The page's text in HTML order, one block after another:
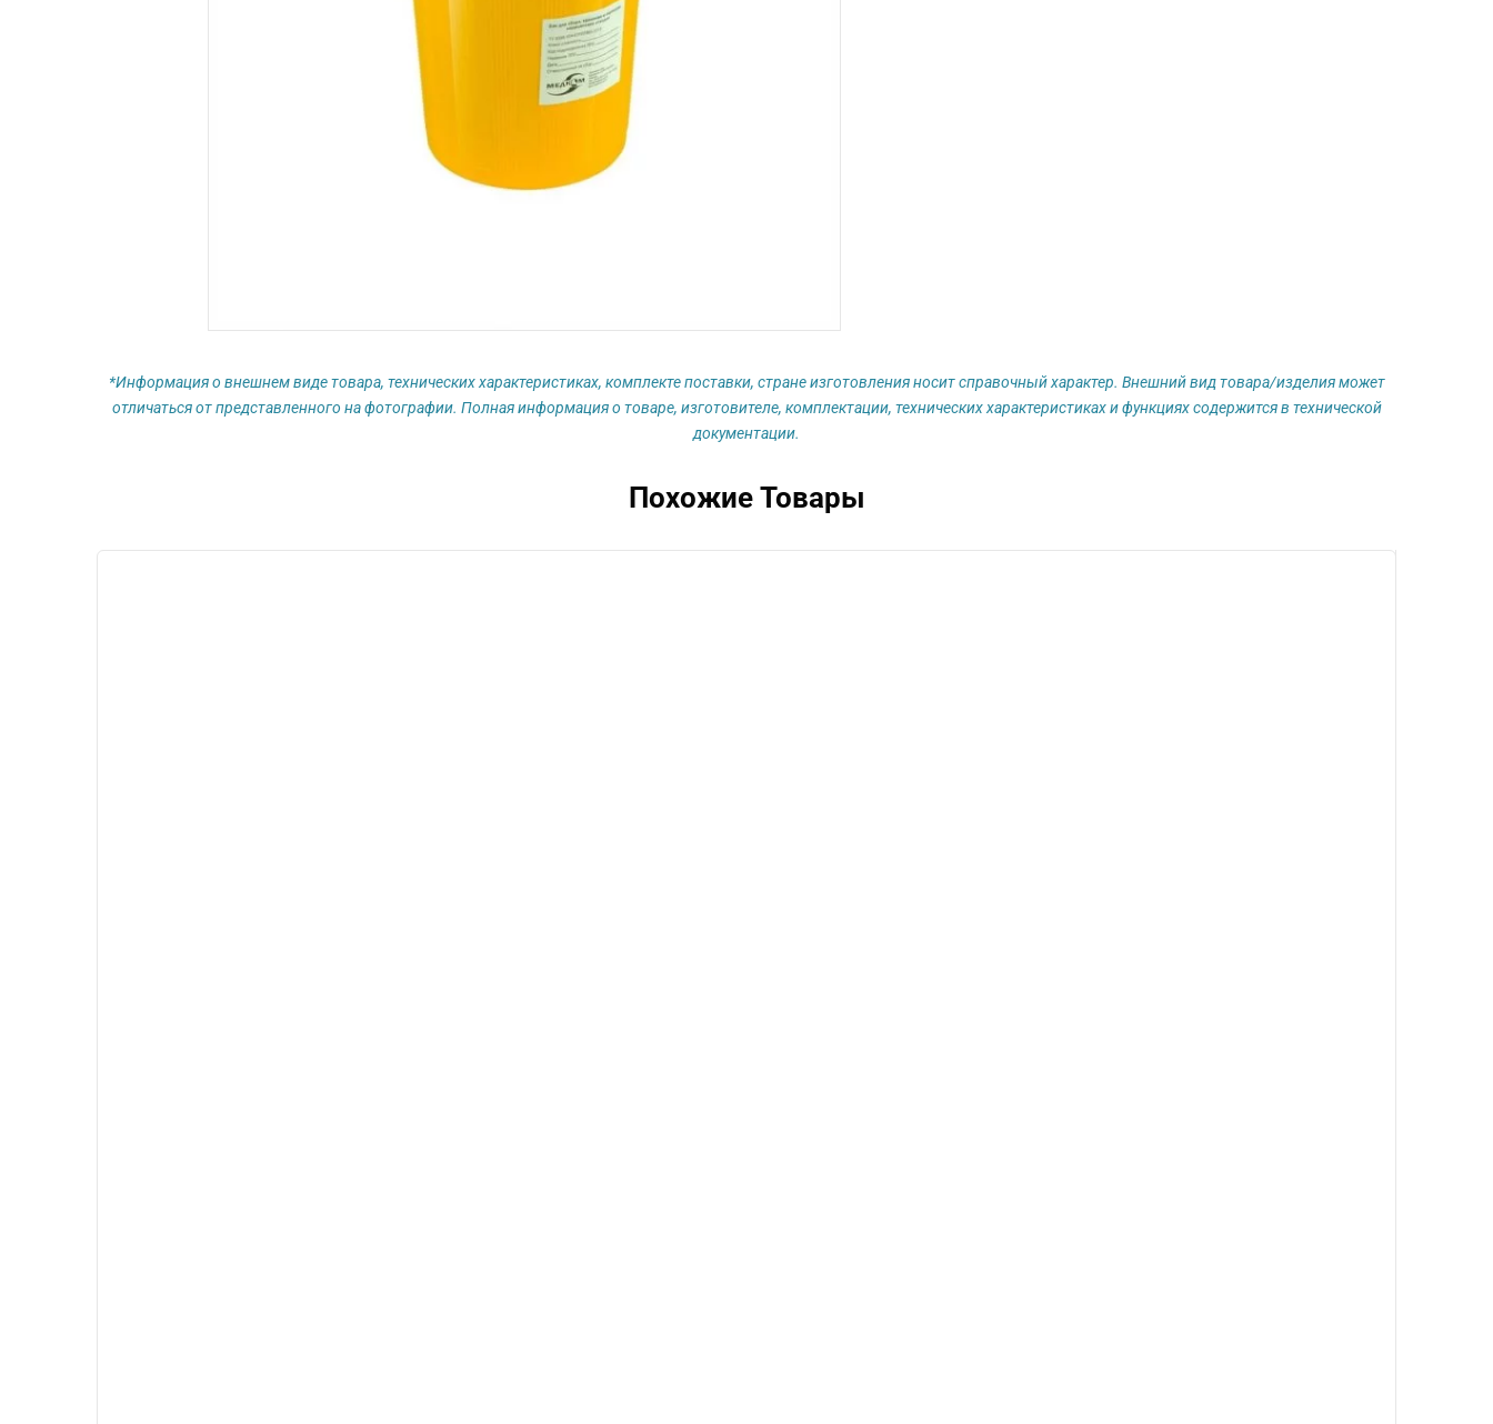
*Информация о внешнем виде товара, технических характеристиках, комплекте поставки, стране изготовления носит справочный характер. Внешний вид товара/изделия может
отличаться от представленного на фотографии. Полная информация о товаре, изготовителе, комплектации, технических характеристиках и функциях содержится в технической
документации.
Похожие Товары